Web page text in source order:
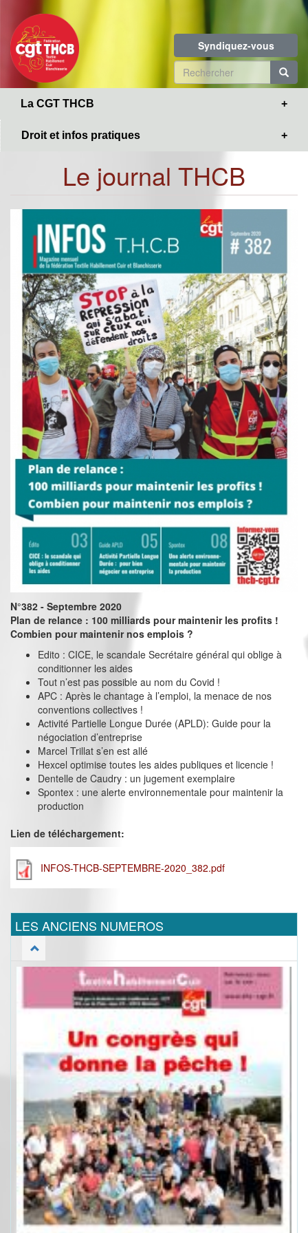
contenu
principal
Syndiquez-vous
Formulaire
de
La CGT THCB
Droit et infos pratiques
Le journal THCB
N°382 - Septembre 2020
Plan de relance : 100 milliards pour maintenir les profits !
Combien pour maintenir nos emplois ?
Edito : CICE, le scandale Secrétaire général qui oblige à
conditionner les aides
Tout n’est pas possible au nom du Covid !
APC : Après le chantage à l’emploi, la menace de nos
conventions collectives !
Activité Partielle Longue Durée (APLD): Guide pour la
négociation d’entreprise
Marcel Trillat s’en est allé
Hexcel optimise toutes les aides publiques et licencie !
Dentelle de Caudry : un jugement exemplaire
Spontex : une alerte environnementale pour maintenir la
production
Lien de téléchargement:
INFOS-THCB-SEPTEMBRE-2020_382.pdf
LES ANCIENS NUMEROS